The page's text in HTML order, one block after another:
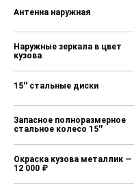
Антенна наружная
Наружные зеркала в цвет
кузова
15'' стальные диски
Запасное полноразмерное
стальное колесо 15''
Окраска кузова металлик —
12 000 ₽